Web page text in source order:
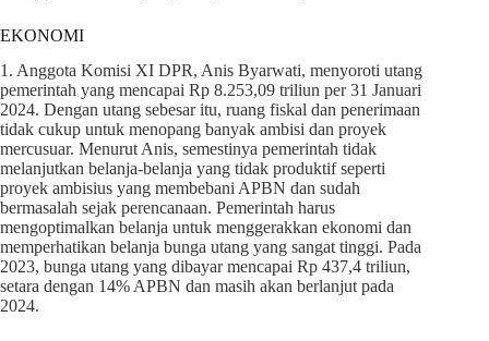
EKONOMI
1. Anggota Komisi XI DPR, Anis Byarwati, menyoroti utang
pemerintah yang mencapai Rp 8.253,09 triliun per 31 Januari
2024. Dengan utang sebesar itu, ruang fiskal dan penerimaan
tidak cukup untuk menopang banyak ambisi dan proyek
mercusuar. Menurut Anis, semestinya pemerintah tidak
melanjutkan belanja-belanja yang tidak produktif seperti
proyek ambisius yang membebani APBN dan sudah
bermasalah sejak perencanaan. Pemerintah harus
mengoptimalkan belanja untuk menggerakkan ekonomi dan
memperhatikan belanja bunga utang yang sangat tinggi. Pada
2023, bunga utang yang dibayar mencapai Rp 437,4 triliun,
setara dengan 14% APBN dan masih akan berlanjut pada
2024.